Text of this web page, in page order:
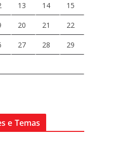
13 14 15
20 21 22
27 28 29
e Temas